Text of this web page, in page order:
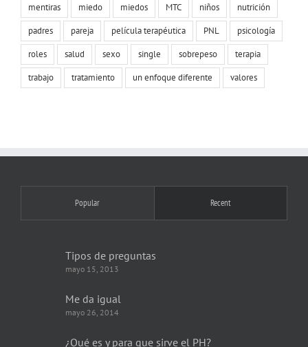
mentiras
miedo miedos MTC niños
nutrición
padres
pareja película terapéutica PNL
psicología
roles
salud sexo single sobrepeso
terapia
trabajo
tratamiento un enfoque diferente valores
Popular Recent
Tipos de preguntas
mayo 15, 2013
Me da igual
mayo 26, 2014
¿Qué es y para que sirve el PH?